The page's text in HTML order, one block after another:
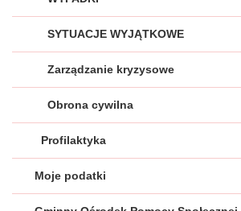
SYTUACJE WYJĄTKOWE
Zarządzanie kryzysowe
Obrona cywilna
Profilaktyka
Moje podatki